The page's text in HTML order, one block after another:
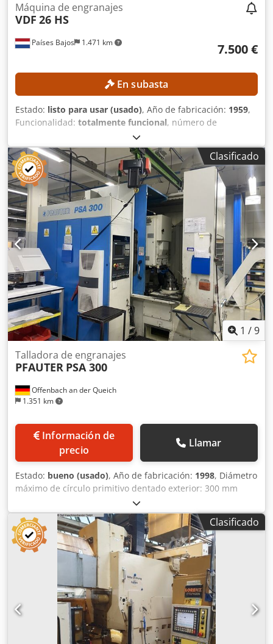
Países Bajos 1.471 km
Máquina de engranajes
VDF 26 HS
7.500 €
En subasta
Estado: listo para usar (usado), Año de fabricación: 1959,
Funcionalidad: totalmente funcional, número de
, altura total:
2.500 kg, ancho total:2.200 mm, longitud total:1.500 mm,
potencia:5 kW (6,80 CV), DETALLES TÉCNICOS Potencia: 5
kW DETALLES DE LA MÁQUINA Sistema de control:
Convencional Dimensiones y peso Dimensiones (largo x
ancho x alto): 1.500 x 2.200 x 1.900 mm Peso en vacío:
2.500 kg Número de paquetes de transporte: 3
EQUIPAMIENTO Documentación Nuevos juegos de
cuchillas Dathan Crjdpfx Aezrmvtsifsf Herramientas
Accesorios de medición
Clasificado
1 /9
Offenbach an der Queich
1.351 km
Talladora de engranajes
PFAUTER PSA 300
Información de
precio
Llamar
Estado: bueno (usado), Año de fabricación: 1998, Diámetro
máximo de círculo primitivo dentado exterior: 300 mm
Diámetro máximo de círculo primitivo dentado interior:
300 mm Diámetro exterior máximo de la pieza
(equipamiento): 450 mm Módulo máx.: 6 Anchura máxima
de dentado: 100 mm Ángulo máximo de hélice (con
herramienta Ø 125 mm): +/- 45° Número de carreras,
infinitamente variable: 130 - 1300 carreras/min Peso máx.
de la pieza: 1000 kg Distancia mínima entre superficie de
la mesa y husillo portaherramientas: -55 / +300 mm
Distancia máxima entre superficie de la mesa y husillo
portaherramientas: 200 mm Distancia máxima entre
superficie de la mesa y husillo portaherramientas: 350 mm
Desplazamiento manual transversal del montante: +/- 25
Clasificado